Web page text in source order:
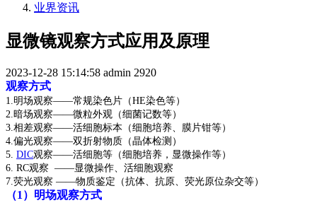
业界资讯
显微镜观察方式应用及原理
2023-12-28 15:14:58 admin 2920
观察方式
1.明场观察——常规染色片（HE染色等）
2.暗场观察——微粒外观（细菌记数等）
3.相差观察——活细胞标本（细胞培养、膜片钳等）
4.偏光观察——双折射物质（晶体检测）
5. DIC观察——活细胞等（细胞培养，显微操作等）
6. RC观察 ——显微操作、活细胞观察
7.荧光观察 ——物质鉴定（抗体、抗原、荧光原位杂交等）
（1 ）明场观察方式